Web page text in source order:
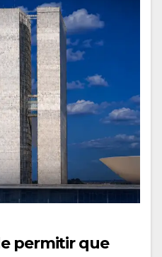
permitir que